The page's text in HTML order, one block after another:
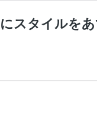
にスタイルを